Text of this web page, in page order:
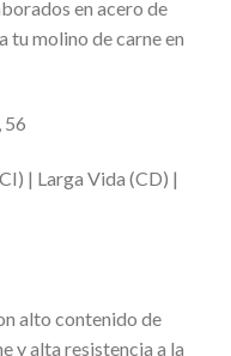
en acero de
molino de carne en
56
| Larga Vida (CD) |
alto contenido de
y alta resistencia a la